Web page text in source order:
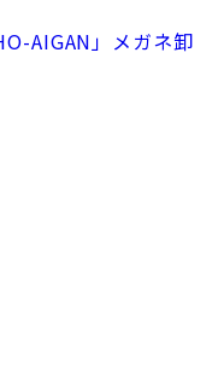
AIGAN」メガネ卸